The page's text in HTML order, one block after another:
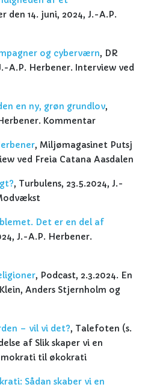
den 14. juni, 2024, J.-A.P.
og cyberværn, DR
A.P. Herbener. Interview ved
en ny, grøn grundlov,
Kommentar
, Miljømagasinet Putsj
ved Freia Catana Aasdalen
, Turbulens, 23.5.2024, J.-
Det er en del af
J.-A.P. Herbener.
, Podcast, 2.3.2024. En
Anders Stjernholm og
– vil vi det?, Talefoten (s.
af Slik skaper vi en
til økokrati
Sådan skaber vi en